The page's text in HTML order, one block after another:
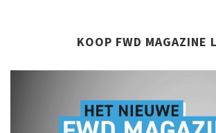
KOOP FWD MAGAZINE